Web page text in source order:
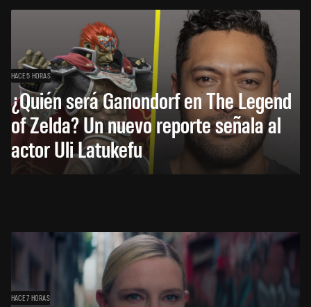
HACE 5 HORAS
¿Quién será Ganondorf en The Legend
of Zelda? Un nuevo reporte señala al
actor Uli Latukefu
HACE 7 HORAS